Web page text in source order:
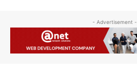
- Advertisement -